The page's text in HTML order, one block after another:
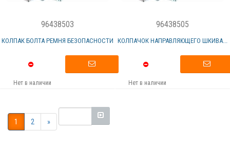
96438503
КОЛПАК БОЛТА РЕМНЯ БЕЗОПАСНОСТИ
Нет в наличии
96438505
КОЛПАЧОК НАПРАВЛЯЮЩЕГО ШКИВА...
Нет в наличии
1 2 »